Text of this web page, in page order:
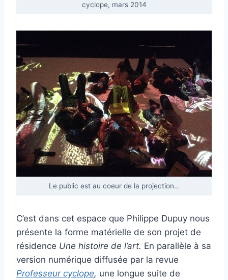
cyclope, mars 2014
Le public est au coeur de la projection…
C’est dans cet espace que Philippe Dupuy nous
présente la forme matérielle de son projet de
résidence Une histoire de l’art. En parallèle à sa
version numérique diffusée par la revue
Professeur cyclope, une longue suite de